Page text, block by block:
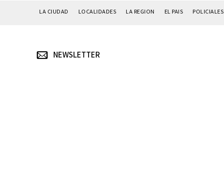
LA CIUDAD LOCALIDADES LA REGION EL PAIS POLICIALES
NEWSLETTER